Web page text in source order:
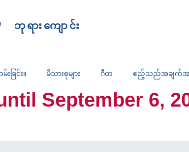
ဘုရားကျောင်း
းခြင်း။ မိသားစုများ ဂီတ ဧည့်သည်အချက်
September 6,